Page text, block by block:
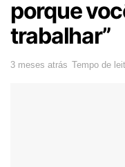
porque
trabalhar”
3 meses atrás Tempo de